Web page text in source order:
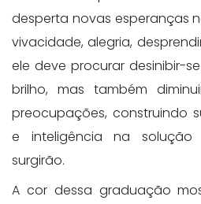
desperta novas esperanças
vivacidade, alegria,
ele deve procurar desinibir-
brilho, mas também
preocupações, construindo
e inteligência na solução
surgirão.
A cor dessa graduação